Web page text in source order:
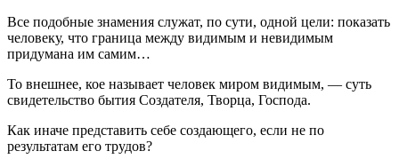
Все подобные знамения служат, по сути, одной цели: показать
человеку, что граница между видимым и невидимым
придумана им самим…
То внешнее, кое называет человек миром видимым, — суть
свидетельство бытия Создателя, Творца, Господа.
Как иначе представить себе создающего, если не по
результатам его трудов?